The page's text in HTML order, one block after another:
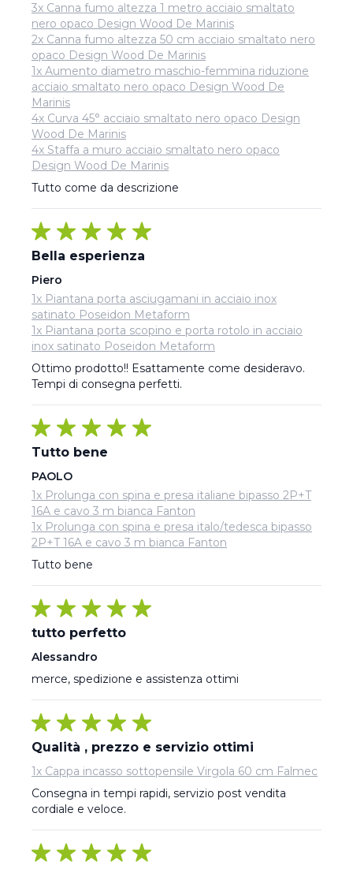
3x Canna fumo altezza 1 metro acciaio smaltato
nero opaco Design Wood De Marinis
2x Canna fumo altezza 50 cm acciaio smaltato nero
opaco Design Wood De Marinis
1x Aumento diametro maschio-femmina riduzione
acciaio smaltato nero opaco Design Wood De
Marinis
4x Curva 45° acciaio smaltato nero opaco Design
Wood De Marinis
4x Staffa a muro acciaio smaltato nero opaco
Design Wood De Marinis
Tutto come da descrizione
Bella esperienza
Piero
1x Piantana porta asciugamani in acciaio inox
satinato Poseidon Metaform
1x Piantana porta scopino e porta rotolo in acciaio
inox satinato Poseidon Metaform
Ottimo prodotto!! Esattamente come desideravo.
Tempi di consegna perfetti.
Tutto bene
PAOLO
1x Prolunga con spina e presa italiane bipasso 2P+T
16A e cavo 3 m bianca Fanton
1x Prolunga con spina e presa italo/tedesca bipasso
2P+T 16A e cavo 3 m bianca Fanton
Tutto bene
tutto perfetto
Alessandro
merce, spedizione e assistenza ottimi
Qualità , prezzo e servizio ottimi
1x Cappa incasso sottopensile Virgola 60 cm Falmec
Consegna in tempi rapidi, servizio post vendita
cordiale e veloce.